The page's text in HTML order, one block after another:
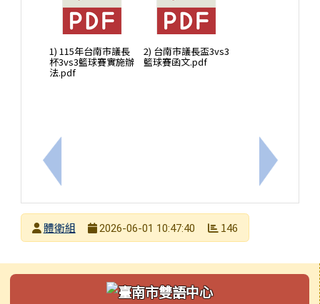
上一筆：函轉中華民國象棋文化協會舉辦「2026 夏
1) 115年台南市議長
杯3vs3籃球賽實施辦
法.pdf
2) 台南市議長盃3vs3
籃球賽函文.pdf
下一筆：
發布者
體衛組
2026-06-01 10:47:40 146
左邊區域內容